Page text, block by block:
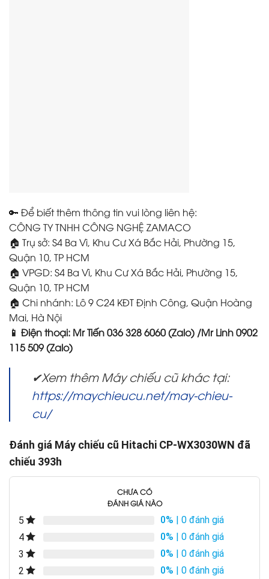
🔑 Để biết thêm thông tin vui lòng liên hệ:
CÔNG TY TNHH CÔNG NGHỆ ZAMACO
🏠 Trụ sở: S4 Ba Vì, Khu Cư Xá Bắc Hải, Phường 15,
Quận 10, TP HCM
🏠 VPGD: S4 Ba Vì, Khu Cư Xá Bắc Hải, Phường 15,
Quận 10, TP HCM
🏠 Chi nhánh: Lô 9 C24 KĐT Định Công, Quận Hoàng
Mai, Hà Nội
📱 Điện thoại: Mr Tiến 036 328 6060 (Zalo) /Mr Linh 0902
115 509 (Zalo)
✔Xem thêm Máy chiếu cũ khác tại:
https://maychieucu.net/may-chieu-
cu/
Đánh giá Máy chiếu cũ Hitachi CP-WX3030WN đã
chiếu 393h
CHƯA CÓ
ĐÁNH GIÁ NÀO
5 0% | 0 đánh giá
4
0% | 0 đánh giá
3
0% | 0 đánh giá
2
0% | 0 đánh giá